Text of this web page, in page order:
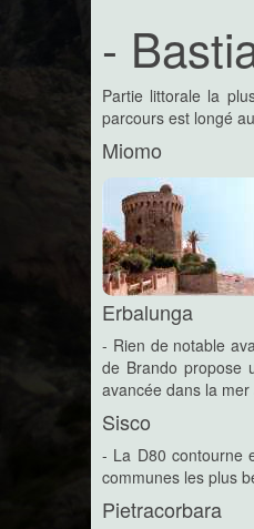
-
Partie littorale la
parcours est longé
Miomo
Erbalunga
- Rien de notable
de Brando propose
avancée dans la
Sisco
- La D80 contourne
communes les plus
Pietracorbara